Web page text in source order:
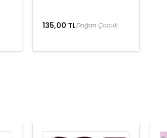
135,00 TLDoğan Çocuk